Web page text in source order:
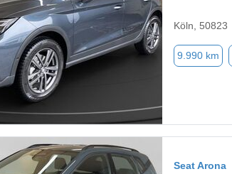
Köln, 50823
9.990 km
Seat Arona